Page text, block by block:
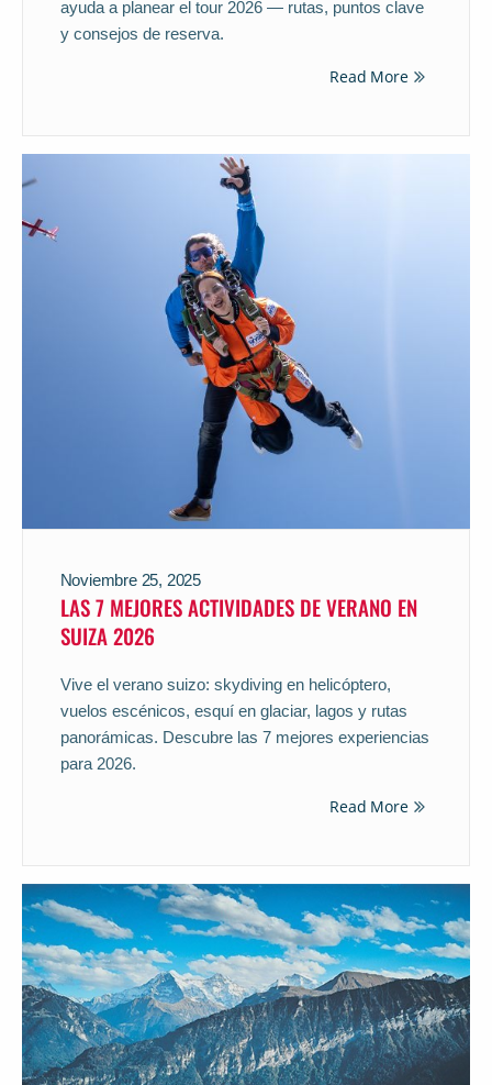
ayuda a planear el tour 2026 — rutas, puntos clave
y consejos de reserva.
Read More
Noviembre 25, 2025
LAS 7 MEJORES ACTIVIDADES DE VERANO EN
SUIZA 2026
Vive el verano suizo: skydiving en helicóptero,
vuelos escénicos, esquí en glaciar, lagos y rutas
panorámicas. Descubre las 7 mejores experiencias
para 2026.
Read More